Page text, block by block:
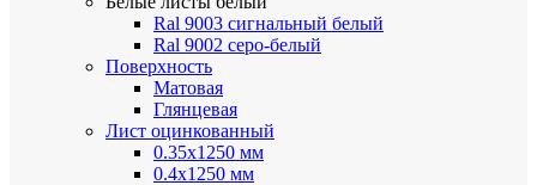
Ral 9003 сигнальный белый
Ral 9002 серо-белый
Поверхность
Матовая
Глянцевая
Лист оцинкованный
0.35х1250 мм
0.4х1250 мм